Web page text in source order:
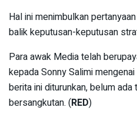
Hal ini menimbulkan
balik keputusan-keputusan
Para awak Media telah
kepada Sonny Salimi
berita ini diturunkan, belum
bersangkutan. (RED)